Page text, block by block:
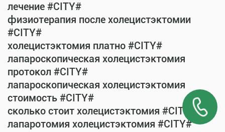
лечение #CITY#
физиотерапия после холецистэктомии
#CITY#
холецистэктомия платно #CITY#
лапароскопическая холецистэктомия
протокол #CITY#
лапароскопическая холецистэктомия
стоимость #CITY#
сколько стоит холецистэктомия #CITY#
лапаротомия холецистэктомия #CITY#